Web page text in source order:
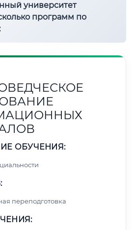
университет
программ по
ОБУЧЕНИЯ:
переподготовка